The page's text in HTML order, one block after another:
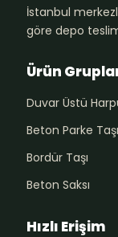
İstanbul
göre depo
Ürün
Duvar Üstü
Beton Parke Taşı
Bordür Taşı
Beton Saksı
Hızlı Erişim